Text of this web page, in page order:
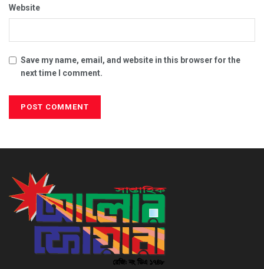
Website
Save my name, email, and website in this browser for the
next time I comment.